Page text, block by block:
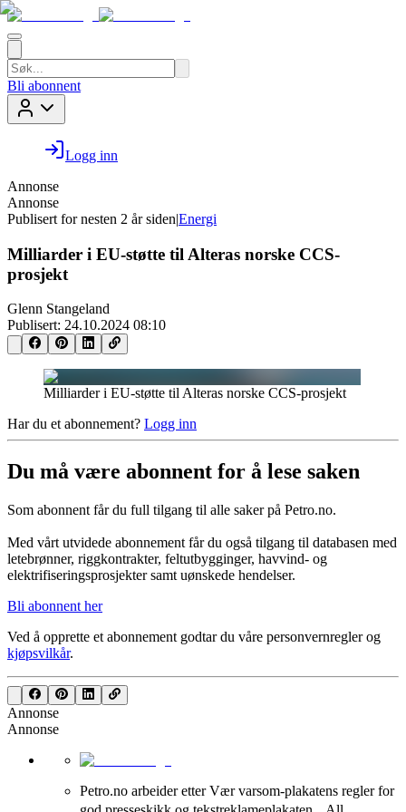
Bli abonnent
Logg inn
Annonse
Annonse
Publisert for nesten 2 år siden|Energi
Milliarder i EU-støtte til Alteras norske CCS-
prosjekt
Glenn Stangeland
Publisert: 24.10.2024 08:10
Milliarder i EU-støtte til Alteras norske CCS-prosjekt
Har du et abonnement? Logg inn
Du må være abonnent for å lese saken
Som abonnent får du full tilgang til alle saker på Petro.no.
Med vårt utvidede abonnement får du også tilgang til databasen med
letebrønner, riggkontrakter, feltutbygginger, havvind- og
elektrifiseringsprosjekter samt uønskede hendelser.
Bli abonnent her
Ved å opprette et abonnement godtar du våre personvernreglerog
kjøpsvilkår.
Annonse
Annonse
Petro.no arbeider etter Vær varsom-plakatens regler for